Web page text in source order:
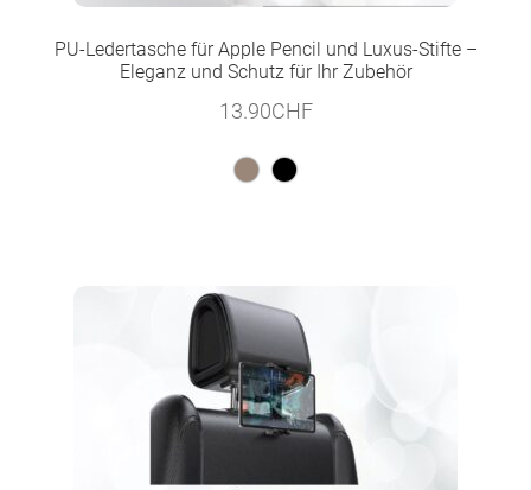
PU-Ledertasche für Apple Pencil und Luxus-Stifte –
Eleganz und Schutz für Ihr Zubehör
13.90CHF